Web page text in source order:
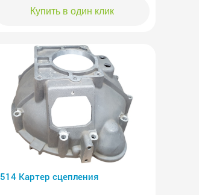
Купить в один клик
514 Картер сцепления